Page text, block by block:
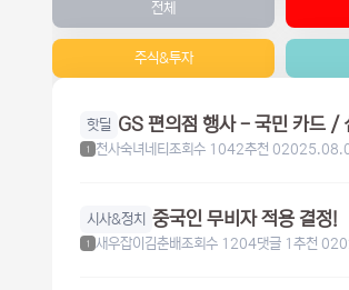
전체
주식&투자
핫딜
1 천사숙녀네티조회수 1042추천 0
시사&정치 중국인 무비자 적용 결정!
1 새우잡이김춘배조회수 1204댓글 1 추천 0